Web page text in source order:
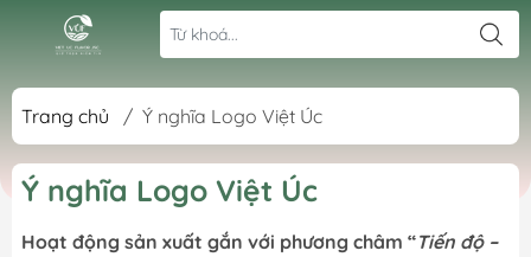
Trang chủ / Ý nghĩa Logo Việt Úc
Ý nghĩa Logo Việt Úc
Hoạt động sản xuất gắn với phương châm “Tiến độ –